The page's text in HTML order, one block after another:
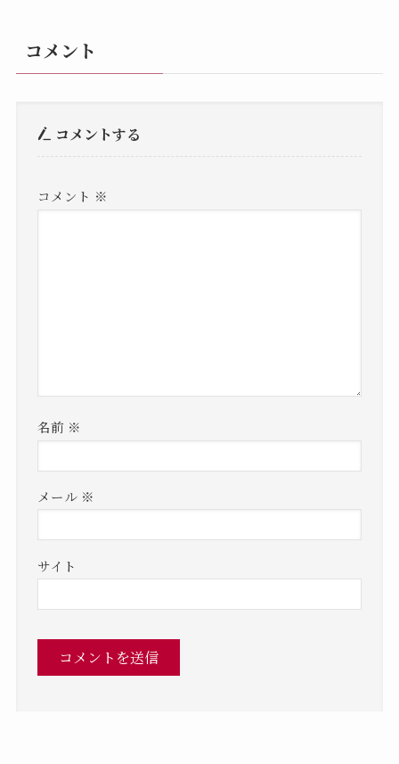
コメント
コメントする
コメント ※
名前 ※
メール ※
サイト